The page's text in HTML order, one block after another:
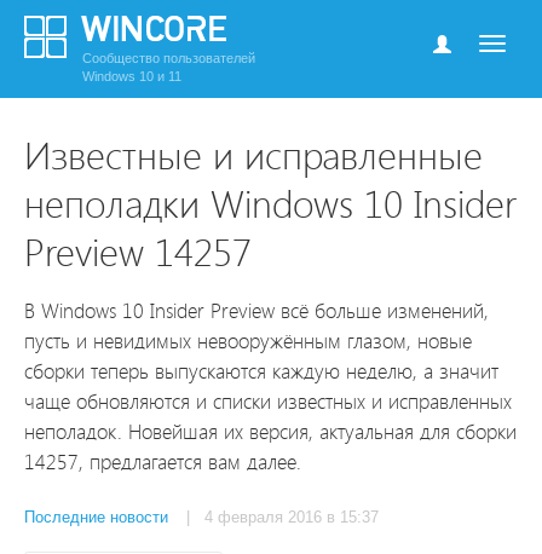
Сообщество пользователей
Windows 10 и 11
Известные и исправленные
неполадки Windows 10 Insider
Preview 14257
В Windows 10 Insider Preview всё больше изменений,
пусть и невидимых невооружённым глазом, новые
сборки теперь выпускаются каждую неделю, а значит
чаще обновляются и списки известных и исправленных
неполадок. Новейшая их версия, актуальная для сборки
14257, предлагается вам далее.
Последние новости | 4 февраля 2016 в 15:37